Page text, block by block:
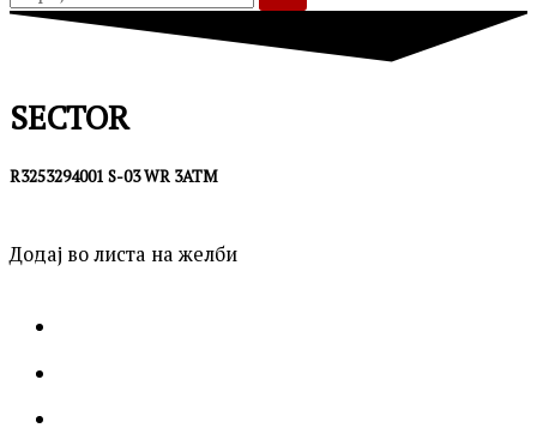
SECTOR
R3253294001 S-03 WR 3ATM
Додај во листа на желби